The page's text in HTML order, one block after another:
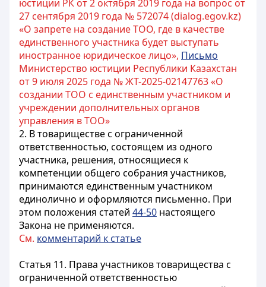
юстиции РК от 2 октября 2019 года на вопрос от
27 сентября 2019 года № 572074 (dialog.egov.kz)
«О запрете на создание ТОО, где в качестве
единственного участника будет выступать
иностранное юридическое лицо», Письмо
Министерство юстиции Республики Казахстан
от 9 июля 2025 года № ЖТ-2025-02147763 «О
создании ТОО с единственным участником и
учреждении дополнительных органов
управления в ТОО»
2. В товариществе с ограниченной
ответственностью, состоящем из одного
участника, решения, относящиеся к
компетенции общего собрания участников,
принимаются единственным участником
единолично и оформляются письменно. При
этом положения статей 44-50 настоящего
Закона не применяются.
См. комментарий к статье
Статья 11. Права участников товарищества с
ограниченной ответственностью